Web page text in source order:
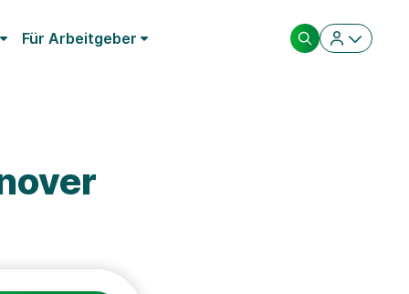
Für Arbeitgeber